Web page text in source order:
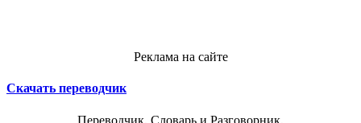
Реклама на сайте
Скачать переводчик
Переводчик, Словарь и Разговорник,